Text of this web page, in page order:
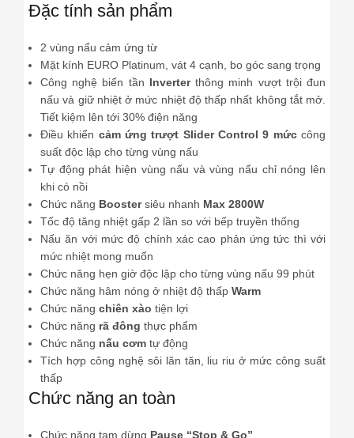
Đặc tính sản phẩm
2 vùng nấu cảm ứng từ
Mặt kính EURO Platinum , vát 4 cạnh, bo góc sang trọng
Công nghệ biến tần Inverterthông minh vượt trội đun
nấu và giữ nhiệt ở mức nhiệt độ thấp nhất không tắt mở.
Tiết kiệm lên tới 30% điện năng
Điều khiển cảm ứng trượt Slider Control 9 mứccông
suất độc lập cho từng vùng nấu
Tự động phát hiện vùng nấu và vùng nấu chỉ nóng lên
khi có nồi
Chức năng Boostersiêu nhanh Max 2800W
Tốc độ tăng nhiệt gấp 2 lần so với bếp truyền thống
Nấu ăn với mức độ chính xác cao phản ứng tức thì với
mức nhiệt mong muốn
Chức năng hẹn giờ độc lập cho từng vùng nấu 99 phút
Chức năng hâm nóng ở nhiệt độ thấp Warm
Chức năng chiên xào tiện lợi
Chức năng rã đông thực phẩm
Chức năng nấu cơm tự động
Tích hợp công nghệ sôi lăn tăn, liu riu ở mức công suất
thấp
Chức năng an toàn
Chức năng tạm dừng Pause “Stop & Go”